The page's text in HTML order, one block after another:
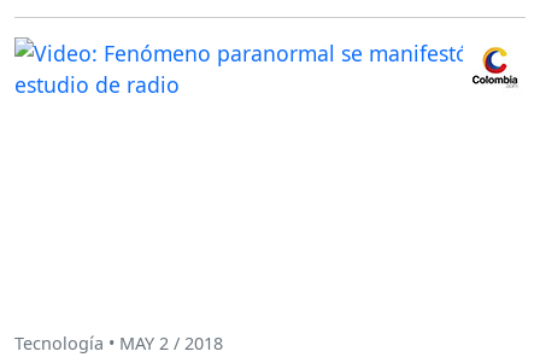
Tecnología • MAY 2 / 2018